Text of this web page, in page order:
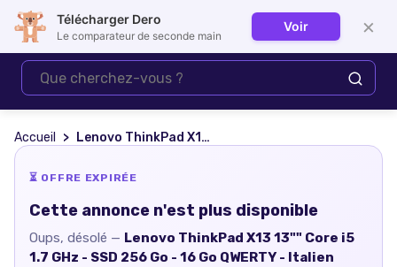
Se connecter
Accueil Lenovo ThinkPad X13 13"" Core i5 1.7 GHz - SSD 256 Go - 16 Go QWERTY - Italien
⏳ OFFRE EXPIRÉE
Cette annonce n'est plus disponible
Oups, désolé — Lenovo ThinkPad X13 13"" Core i5
1.7 GHz - SSD 256 Go - 16 Go QWERTY - Italien
Télécharger Dero
Le comparateur de seconde main
Voir ×